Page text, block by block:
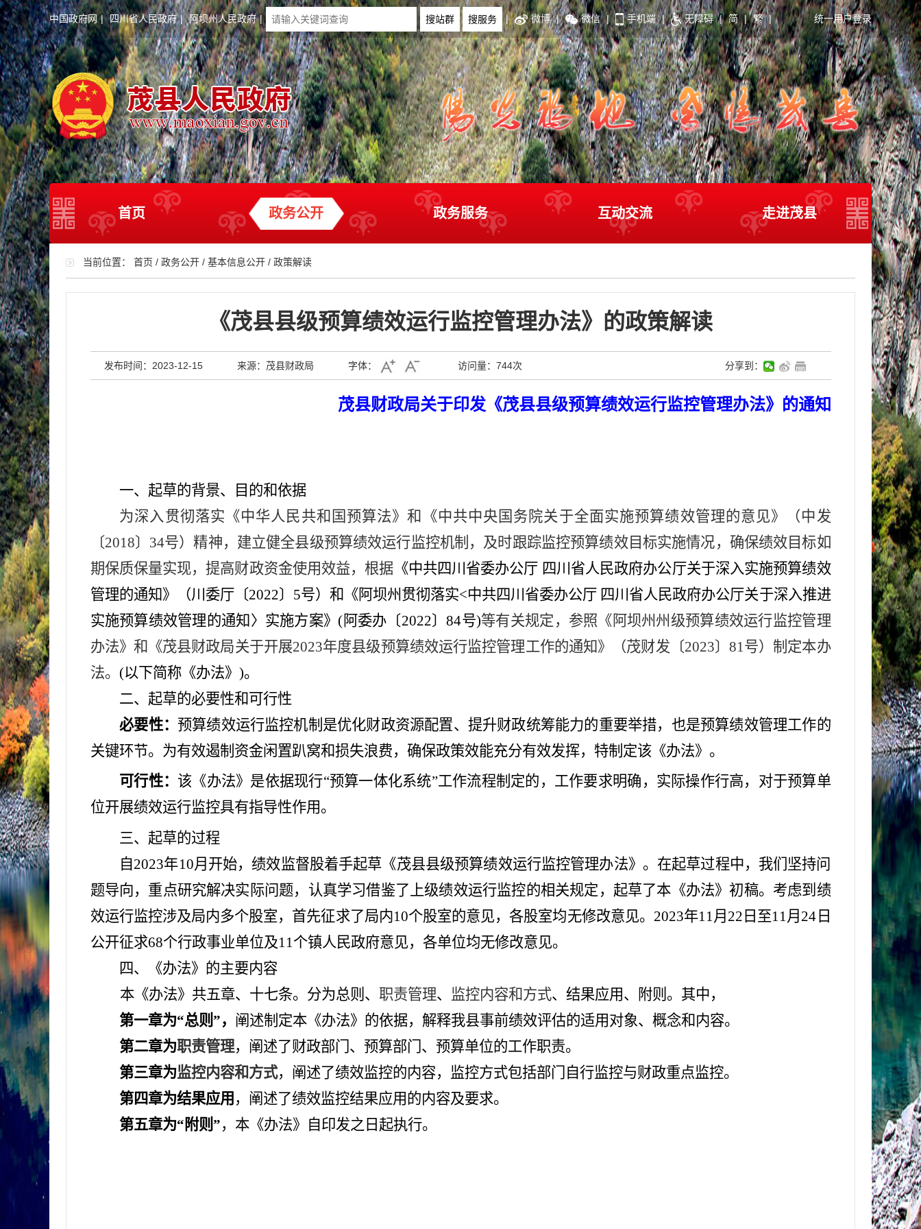
中国政府网 | 四川省人民政府 | 阿坝州人民政府 | | 微博 | 微信 | 手机端 | 无障碍 | 简 | 繁 | 统一用户登录
首页 政务公开 政务服务 互动交流 走进茂县
当前位置： 首页 / 政务公开 / 基本信息公开 / 政策解读
《茂县县级预算绩效运行监控管理办法》的政策解读
发布时间：2023-12-15 来源：茂县财政局 字体： 访问量： 744次 分享到：
茂县财政局关于印发《茂县县级预算绩效运行监控管理办法》的通知
一、起草的背景、目的和依据
为深入贯彻落实《中华人民共和国预算法》和《中共中央国务院关于全面实施预算绩效管理的意见》（中发
〔2018〕34号）精神，建立健全县级预算绩效运行监控机制，及时跟踪监控预算绩效目标实施情况，确保绩效目标如
期保质保量实现，提高财政资金使用效益，根据 《中共四川省委办公厅 四川省人民政府办公厅关于深入实施预算绩效
管理的通知》（川委厅〔2022〕 5号）和 《阿坝州贯彻落实<中共四川省委办公厅 四川省人民政府办公厅关于深入推进
实施预算绩效管理的通知〉实施方案》(阿委办〔2022〕84号)等有关规定， 参照《阿坝州州级预算绩效运行监控管理
办法》和《茂县财政局关于开展2023年度县级预算绩效运行监控管理工作的通知》（茂财发〔2023〕81号） 制定本办
法。 (以下简称《办法》)。
二、起草的必要性和可行性
必要性： 预算绩效运行监控机制 是优化财政资源配置、提升财政统筹能力的重要举措，也是预算绩效管理工作的
关键环节。为有效遏制资金闲置趴窝和损失浪费，确保政策效能充分有效发挥，特制定该《办法》。
可行性： 该《办法》是依据现行“预算一体化系统”工作流程制定的，工作要求明确，实际操作行高，对于预算单
位开展绩效运行监控具有指导性作用。
三、起草的过程
自2023年10月开始，绩效监督股着手起草《茂县县级预算绩效运行监控管理办法》。在起草过程中，我们坚持问
题导向，重点研究解决实际问题，认真学习借鉴了上级绩效运行监控的相关规定，起草了本《办法》初稿。考虑到 绩
效运行监控涉及局内多个股室，首先征求了局内10个股室的意见，各股室均无修改意见。2023年11月22日至11月24日
公开征求68个行政事业单位及11个镇人民政府意见，各单位均无修改意见。
四、《办法》的主要内容
本《办法》共五章、十七条。分为总则、 职责管理、 监控内容和方式、 结果应用、附则 。 其中，
第一章为“总则”， 阐述制定本《办法》的依据，解释我县事前绩效评估的适用对象、概念和内容。
第二章为职责管理，阐述了财政部门、预算部门、预算单位的工作职责。
第三章为监控内容和方式，阐述了绩效监控的内容，监控方式包括部门自行监控与财政重点监控。
第四章为结果应用 ，阐述了绩效监控结果应用的内容及要求。
第五章为“附则”，本《办法》自印发之日起执行。